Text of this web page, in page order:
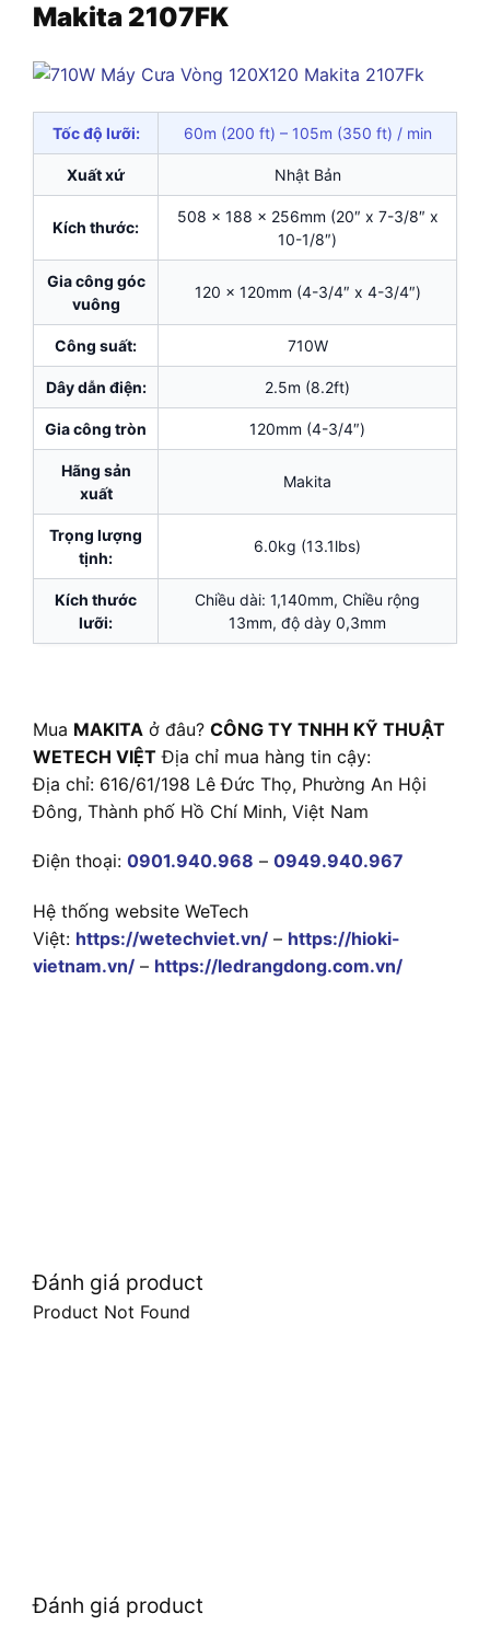
Makita 2107FK
Tốc độ lưỡi: 60m (200 ft) – 105m (350 ft) / min
Xuất xứ Nhật Bản
Kích thước:
508 x 188 x 256mm (20″ x 7-3/8″ x
10-1/8″)
Gia công góc
vuông
120 x 120mm (4-3/4″ x 4-3/4″)
Công suất: 710W
Dây dẫn điện: 2.5m (8.2ft)
Gia công tròn 120mm (4-3/4″)
Hãng sản
xuất
Makita
Trọng lượng
tịnh:
6.0kg (13.1lbs)
Kích thước
lưỡi:
Chiều dài: 1,140mm, Chiều rộng
13mm, độ dày 0,3mm
Mua MAKITA ở đâu? CÔNG TY TNHH KỸ THUẬT
WETECH VIỆT Địa chỉ mua hàng tin cậy:
Địa chỉ: 616/61/198 Lê Đức Thọ, Phường An Hội
Đông, Thành phố Hồ Chí Minh, Việt Nam
Điện thoại: 0901.940.968 – 0949.940.967
Hệ thống website WeTech
Việt: https://wetechviet.vn/ – https://hioki-
vietnam.vn/ – https://ledrangdong.com.vn/
Đánh giá product
Product Not Found
Đánh giá product